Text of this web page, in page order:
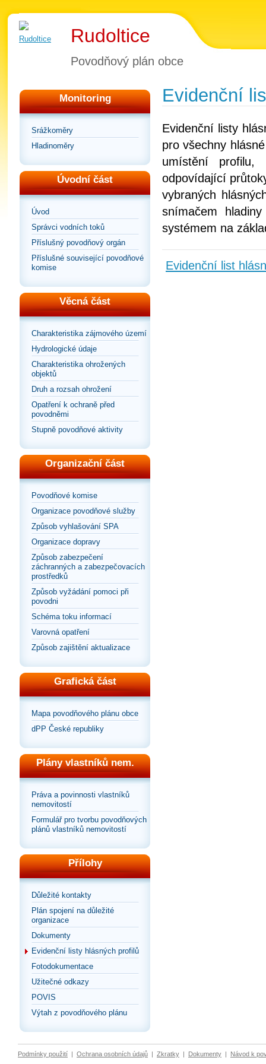
Rudoltice
Povodňový plán obce
Monitoring
Srážkoměry
Hladinoměry
Úvodní část
Úvod
Správci vodních toků
Příslušný povodňový orgán
Příslušné související povodňové
komise
Věcná část
Charakteristika zájmového území
Hydrologické údaje
Charakteristika ohrožených
objektů
Druh a rozsah ohrožení
Opatření k ochraně před
povodněmi
Stupně povodňové aktivity
Organizační část
Povodňové komise
Organizace povodňové služby
Způsob vyhlašování SPA
Organizace dopravy
Způsob zabezpečení
záchranných a zabezpečovacích
prostředků
Způsob vyžádání pomoci při
povodni
Schéma toku informací
Varovná opatření
Způsob zajištění aktualizace
Grafická část
Mapa povodňového plánu obce
dPP České republiky
Plány vlastníků nem.
Práva a povinnosti vlastníků
nemovitostí
Formulář pro tvorbu povodňových
plánů vlastníků nemovitostí
Přílohy
Důležité kontakty
Plán spojení na důležité
organizace
Dokumenty
Evidenční listy hlásných profilů
Fotodokumentace
Užitečné odkazy
POVIS
Výtah z povodňového plánu
Evidenční
Evidenční listy
pro všechny
umístění
odpovídající
vybraných
snímačem
systémem na
Evidenční list
Podmínky použití | Ochrana osobních údajů | Zkratky | Dokumenty | Návod k